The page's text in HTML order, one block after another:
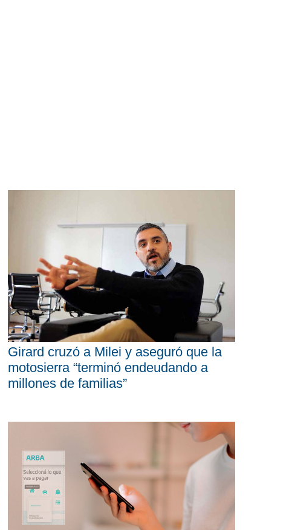
Girard cruzó a Milei y aseguró que la
motosierra “terminó endeudando a
millones de familias”